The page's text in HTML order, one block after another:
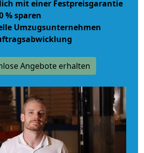
mit einer Festpreisgarantie
% sparen
Umzugsunternehmen
Angebote erhalten